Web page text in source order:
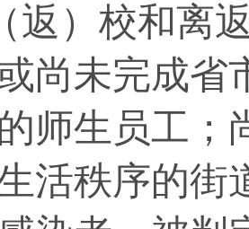
校和离返
尚未完成
师生员工；
活秩序的